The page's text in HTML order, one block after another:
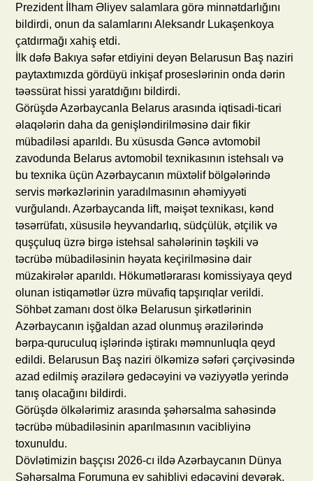
Prezident İlham Əliyev salamlara görə minnətdarlığını
bildirdi, onun da salamlarını Aleksandr Lukaşenkoya
çatdırmağı xahiş etdi.
İlk dəfə Bakıya səfər etdiyini deyən Belarusun Baş naziri
paytaxtımızda gördüyü inkişaf proseslərinin onda dərin
təəssürat hissi yaratdığını bildirdi.
Görüşdə Azərbaycanla Belarus arasında iqtisadi-ticari
əlaqələrin daha da genişləndirilməsinə dair fikir
mübadiləsi aparıldı. Bu xüsusda Gəncə avtomobil
zavodunda Belarus avtomobil texnikasının istehsalı və
bu texnika üçün Azərbaycanın müxtəlif bölgələrində
servis mərkəzlərinin yaradılmasının əhəmiyyəti
vurğulandı. Azərbaycanda lift, məişət texnikası, kənd
təsərrüfatı, xüsusilə heyvandarlıq, südçülük, ətçilik və
quşçuluq üzrə birgə istehsal sahələrinin təşkili və
təcrübə mübadiləsinin həyata keçirilməsinə dair
müzakirələr aparıldı. Hökumətlərarası komissiyaya qeyd
olunan istiqamətlər üzrə müvafiq tapşırıqlar verildi.
Söhbət zamanı dost ölkə Belarusun şirkətlərinin
Azərbaycanın işğaldan azad olunmuş ərazilərində
bərpa-quruculuq işlərində iştirakı məmnunluqla qeyd
edildi. Belarusun Baş naziri ölkəmizə səfəri çərçivəsində
azad edilmiş ərazilərə gedəcəyini və vəziyyətlə yerində
tanış olacağını bildirdi.
Görüşdə ölkələrimiz arasında şəhərsalma sahəsində
təcrübə mübadiləsinin aparılmasının vacibliyinə
toxunuldu.
Dövlətimizin başçısı 2026-cı ildə Azərbaycanın Dünya
Şəhərsalma Forumuna ev sahibliyi edəcəyini deyərək,